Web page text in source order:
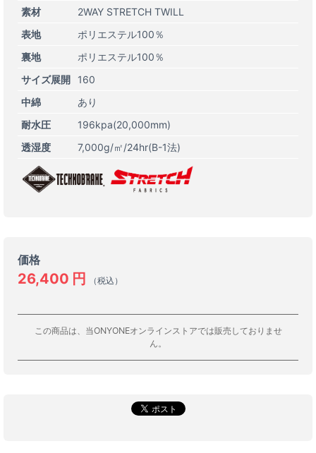
素材
2WAY STRETCH TWILL
表地
ポリエステル100％
裏地
ポリエステル100％
サイズ展開
160
中綿
あり
耐水圧
196kpa(20,000mm)
透湿度
7,000g/㎡/24hr(B-1法)
価格
26,400 円 （税込）
この商品は、当ONYONEオンラインストアでは販売しておりませ
ん。